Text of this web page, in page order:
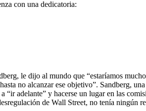
con una dedicatoria:
le dijo al mundo que “estaríamos
no alcanzar ese objetivo”. Sandberg,
adelante” y hacerse un lugar en las
de Wall Street, no tenía ningún